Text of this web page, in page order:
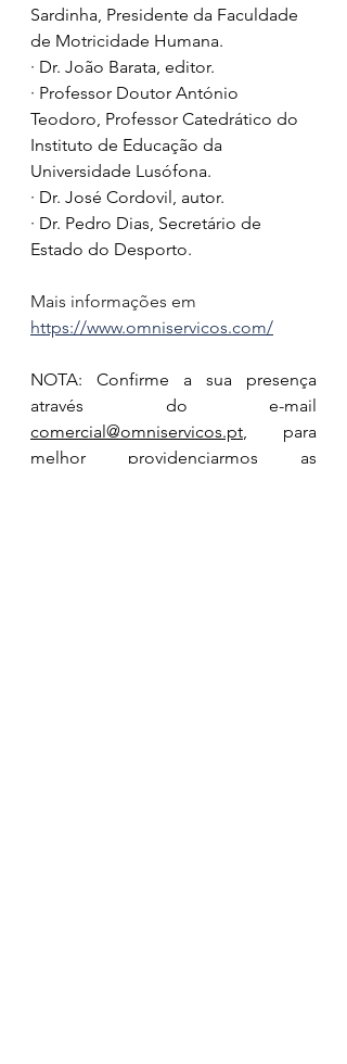
Sardinha, Presidente da Faculdade
de Motricidade Humana.
· Dr. João Barata, editor.
· Professor Doutor António
Teodoro, Professor Catedrático do
Instituto de Educação da
Universidade Lusófona.
· Dr. José Cordovil, autor.
· Dr. Pedro Dias, Secretário de
Estado do Desporto.
Mais informações em
https://www.omniservicos.com/
NOTA: Confirme a sua presença
comercial@omniservicos.pt , para
melhor providenciarmos as